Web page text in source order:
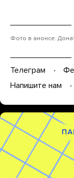
Фото в анонсе:
Телеграм
Напишите нам